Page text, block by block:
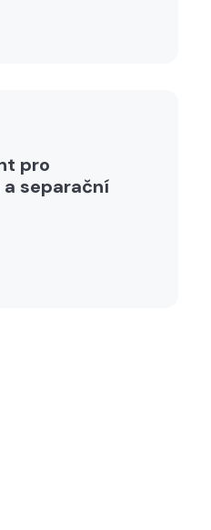
pro
separační